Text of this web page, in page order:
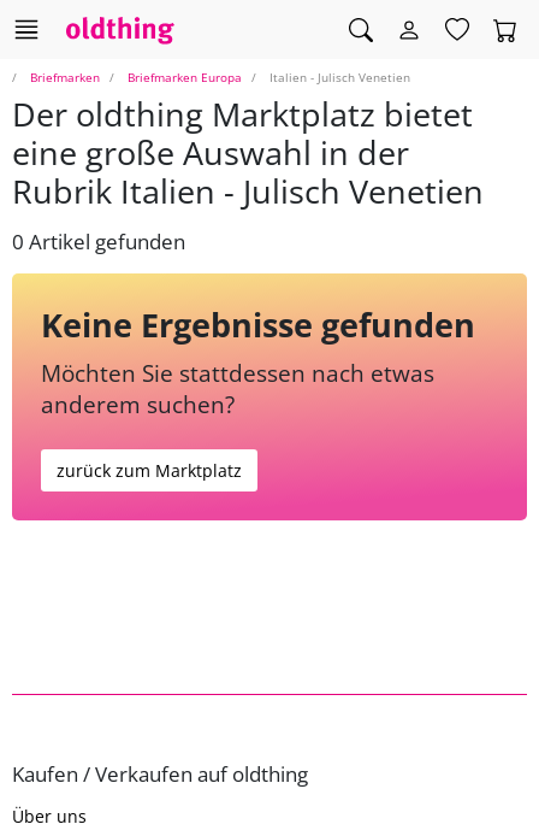
Briefmarken Briefmarken Europa Italien - Julisch Venetien
Der oldthing Marktplatz bietet
eine große Auswahl in der
Rubrik Italien - Julisch Venetien
0 Artikel gefunden
Keine Ergebnisse gefunden
Möchten Sie stattdessen nach etwas
anderem suchen?
zurück zum Marktplatz
Kaufen / Verkaufen auf oldthing
Über uns